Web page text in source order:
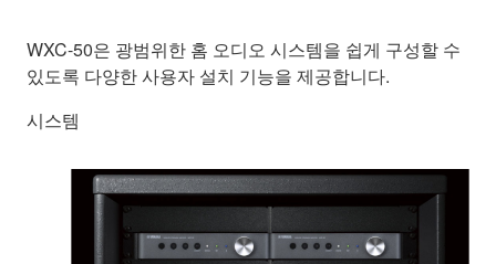
WXC-50은 광범위한 홈 오디오 시스템을 쉽게 구성할 수
있도록 다양한 사용자 설치 기능을 제공합니다.
시스템